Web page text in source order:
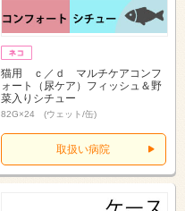
猫用 ｃ／ｄ マルチケアコンフ
ォート（尿ケア）フィッシュ＆野
菜入りシチュー
82G×24 (ウェット/缶)
取扱い病院